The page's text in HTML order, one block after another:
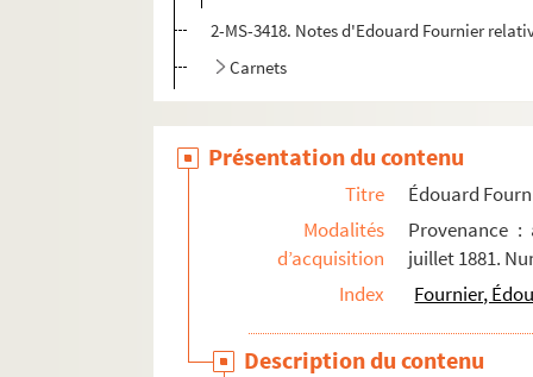
2-MS-3418. Notes d'Edouard Fournier
Carnets
Présentation du contenu
Titre
Édouard
Modalités
d’acquisition
Provenance
juillet 1881.
Index
Fournier,
Description du contenu